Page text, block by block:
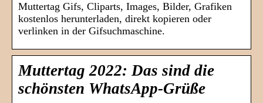
Muttertag Gifs, Cliparts, Images, Bilder, Grafiken
kostenlos herunterladen, direkt kopieren oder
verlinken in der Gifsuchmaschine.
Muttertag 2022: Das sind die
schönsten WhatsApp-Grüße